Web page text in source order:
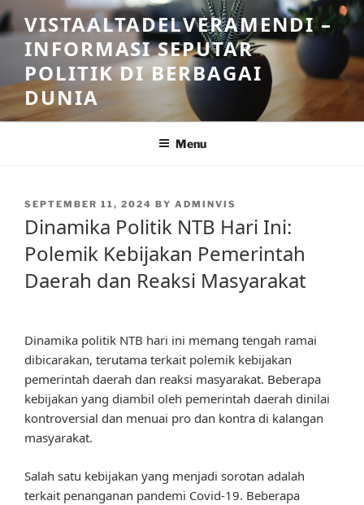
Skip
to
content
VISTAALTADELVERAMENDI –
INFORMASI SEPUTAR
POLITIK DI BERBAGAI
DUNIA
Menu
POSTED
SEPTEMBER 11, 2024 BY ADMINVIS
Dinamika Politik NTB Hari Ini:
Polemik Kebijakan Pemerintah
Daerah dan Reaksi Masyarakat
Dinamika politik NTB hari ini memang tengah ramai
dibicarakan, terutama terkait polemik kebijakan
pemerintah daerah dan reaksi masyarakat. Beberapa
kebijakan yang diambil oleh pemerintah daerah dinilai
kontroversial dan menuai pro dan kontra di kalangan
masyarakat.
Salah satu kebijakan yang menjadi sorotan adalah
terkait penanganan pandemi Covid-19. Beberapa